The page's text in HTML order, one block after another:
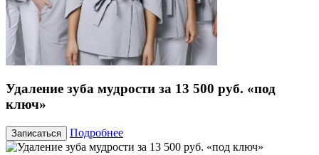
Удаление зуба мудрости за 13 500 руб. «под
ключ»
Записаться Подробнее